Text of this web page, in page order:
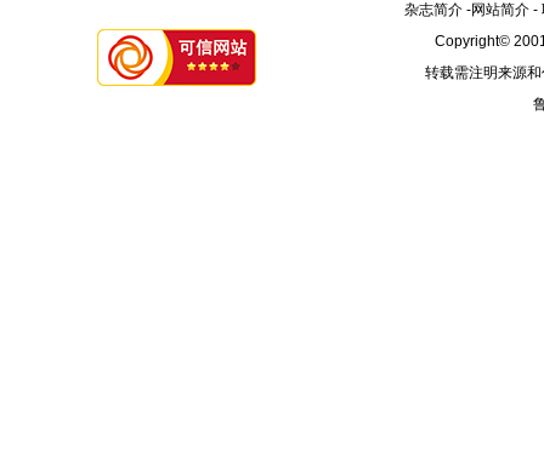
杂志简介-网站简介-
Copyright©
转载需注明来源